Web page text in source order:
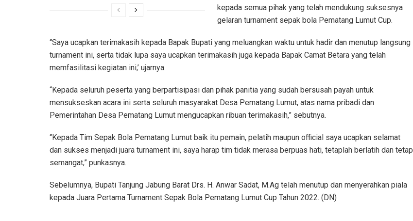
kepada semua pihak yang telah mendukung suksesnya
gelaran turnament sepak bola Pematang Lumut Cup.
“Saya ucapkan terimakasih kepada Bapak Bupati yang meluangkan waktu untuk hadir dan menutup langsung
turnament ini, serta tidak lupa saya ucapkan terimakasih juga kepada Bapak Camat Betara yang telah
memfasilitasi kegiatan ini,’ ujarnya.
“Kepada seluruh peserta yang berpartisipasi dan pihak panitia yang sudah bersusah payah untuk
mensukseskan acara ini serta seluruh masyarakat Desa Pematang Lumut, atas nama pribadi dan
Pemerintahan Desa Pematang Lumut mengucapkan ribuan terimakasih,” sebutnya.
“Kepada Tim Sepak Bola Pematang Lumut baik itu pemain, pelatih maupun official saya ucapkan selamat
dan sukses menjadi juara turnament ini, saya harap tim tidak merasa berpuas hati, tetaplah berlatih dan tetap
semangat,” punkasnya.
Sebelumnya, Bupati Tanjung Jabung Barat Drs. H. Anwar Sadat, M.Ag telah menutup dan menyerahkan piala
kepada Juara Pertama Turnament Sepak Bola Pematang Lumut Cup Tahun 2022. (DN)